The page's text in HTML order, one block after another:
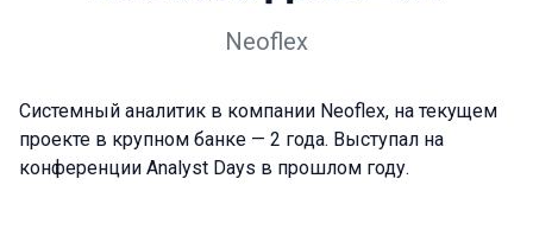
Neoflex
Системный аналитик в компании Neoflex, на текущем
проекте в крупном банке — 2 года. Выступал на
конференции Analyst Days в прошлом году.